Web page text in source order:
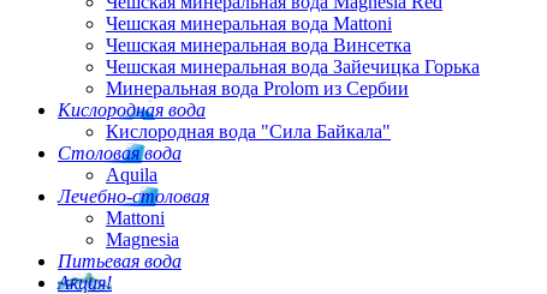
Чешская минеральная вода Mattoni
Чешская минеральная вода Винсетка
Чешская минеральная вода Зайечицка Горька
Минеральная вода Prolom из Сербии
Кислородная вода
Кислородная вода "Сила Байкала"
Столовая вода
Aquila
Лечебно-столовая
Mattoni
Magnesia
Питьевая вода
Акция!